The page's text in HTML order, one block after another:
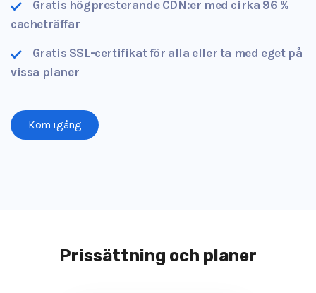
Gratis högpresterande CDN:er med cirka 96 %
cacheträffar
Gratis SSL-certifikat för alla eller ta med eget på
vissa planer
Kom igång
Prissättning och planer